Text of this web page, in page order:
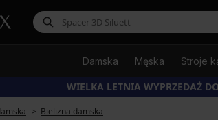
Damska Męska Stroje
WIELKA LETNIA WYPRZEDAŻ
Bielizna damska